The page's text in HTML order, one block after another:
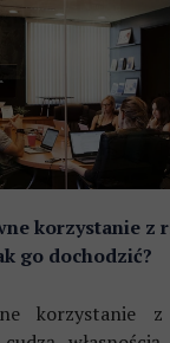
korzystanie z
go dochodzić?
korzystanie